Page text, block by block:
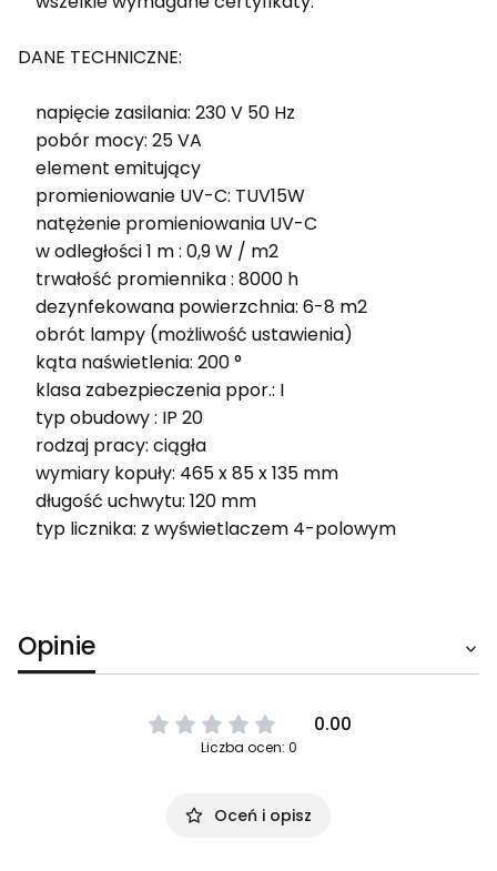
DANE TECHNICZNE:
napięcie zasilania: 230 V 50 Hz
pobór mocy: 25 VA
element emitujący
promieniowanie UV-C: TUV15W
natężenie promieniowania UV-C
w odległości 1 m : 0,9 W / m2
trwałość promiennika : 8000 h
dezynfekowana powierzchnia: 6-8 m2
obrót lampy (możliwość ustawienia)
kąta naświetlenia: 200 °
klasa zabezpieczenia ppor.: I
typ obudowy : IP 20
rodzaj pracy: ciągła
wymiary kopuły: 465 x 85 x 135 mm
długość uchwytu: 120 mm
typ licznika: z wyświetlaczem 4-polowym
Opinie
0.00
Liczba ocen: 0
Oceń i opisz